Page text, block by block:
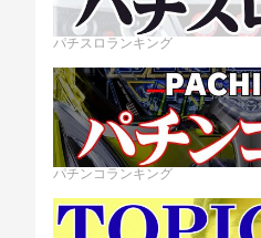
パチスロランキング
パチンコランキング